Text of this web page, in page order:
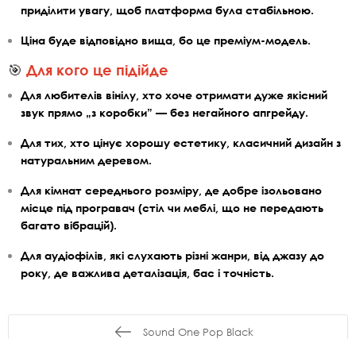
приділити увагу, щоб платформа була стабільною.
Ціна буде відповідно вища, бо це преміум-модель.
🎯 Для кого це підійде
Для любителів вінілу, хто хоче отримати дуже якісний
звук прямо „з коробки” — без негайного апгрейду.
Для тих, хто цінує хорошу естетику, класичний дизайн з
натуральним деревом.
Для кімнат середнього розміру, де добре ізольовано
місце під програвач (стіл чи меблі, що не передають
багато вібрацій).
Для аудіофілів, які слухають різні жанри, від джазу до
року, де важлива деталізація, бас і точність.
Sound One Pop Black